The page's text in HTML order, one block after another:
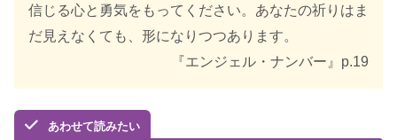
著者 カイル・グレイ
出版社 ダイヤモンド社
信じる心と勇気をもってください。あなたの祈りはま
だ見えなくても、形になりつつあります。
『エンジェル・ナンバー』p.19
あわせて読みたい